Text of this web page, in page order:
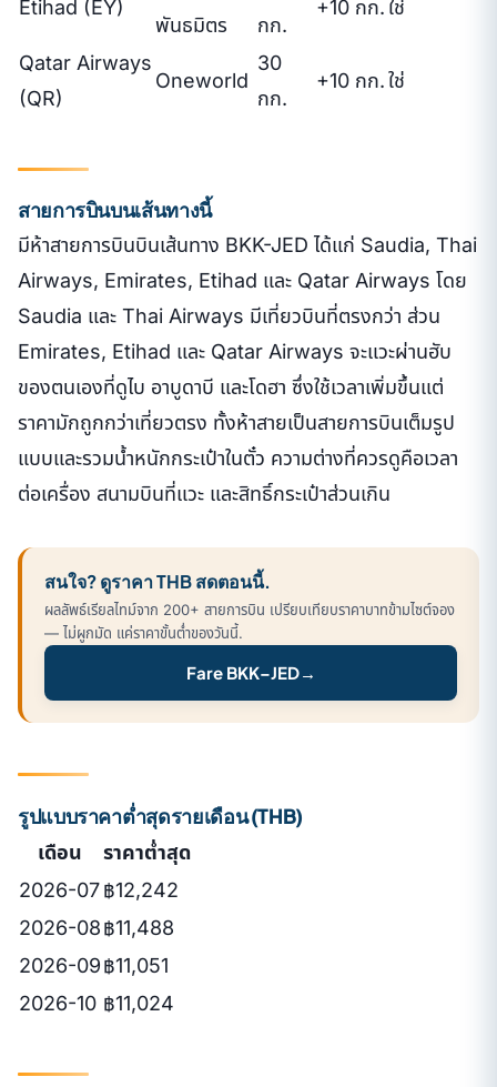
Etihad (EY)
พันธมิตร
กก.
+10 กก. ใช่
Qatar Airways
(QR)
Oneworld
30
กก.
+10 กก.ใช่
สายการบินบนเส้นทางนี้
มีห้าสายการบินบินเส้นทาง BKK-JED ได้แก่ Saudia, Thai
Airways, Emirates, Etihad และ Qatar Airways โดย
Saudia และ Thai Airways มีเที่ยวบินที่ตรงกว่า ส่วน
Emirates, Etihad และ Qatar Airways จะแวะผ่านฮับ
ของตนเองที่ดูไบ อาบูดาบี และโดฮา ซึ่งใช้เวลาเพิ่มขึ้นแต่
ราคามักถูกกว่าเที่ยวตรง ทั้งห้าสายเป็นสายการบินเต็มรูป
แบบและรวมน้ำหนักกระเป๋าในตั๋ว ความต่างที่ควรดูคือเวลา
ต่อเครื่อง สนามบินที่แวะ และสิทธิ์กระเป๋าส่วนเกิน
สนใจ? ดูราคา THB สดตอนนี้.
ผลลัพธ์เรียลไทม์จาก 200+ สายการบิน เปรียบเทียบราคาบาทข้ามไซต์จอง
— ไม่ผูกมัด แค่ราคาขั้นต่ำของวันนี้.
Fare BKK–JED→
รูปแบบราคาต่ำสุดรายเดือน (THB)
เดือน
ราคาต่ำสุด
2026-07฿12,242
2026-08฿11,488
2026-09฿11,051
2026-10 ฿11,024